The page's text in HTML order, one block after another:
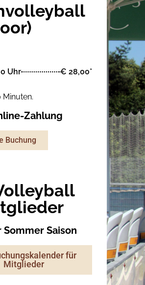
Uhr € 28,00*
Minuten.
Zahlung
Buchung
Sommer Saison
für
Mitglieder